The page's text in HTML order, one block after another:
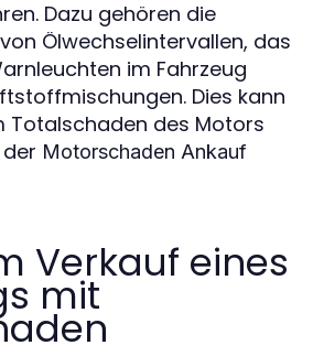
Dazu gehören die
Ölwechselintervallen, das
im Fahrzeug
Dies kann
Totalschaden des Motors
Motorschaden Ankauf
Verkauf eines
mit